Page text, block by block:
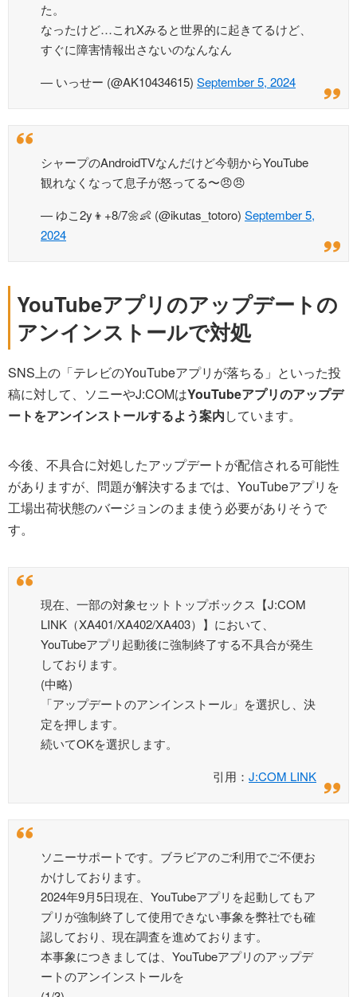
た。
なったけど…これXみると世界的に起きてるけど、
すぐに障害情報出さないのなんなん
— いっせー (@AK10434615) September 5, 2024
シャープのAndroidTVなんだけど今朝からYouTube
観れなくなって息子が怒ってる〜😠😠
— ゆこ2y👦+8/7🌼👶 (@ikutas_totoro) September 5,
2024
YouTubeアプリのアップデートの
アンインストールで対処
SNS上の「テレビのYouTubeアプリが落ちる」といった投
稿に対して、ソニーやJ:COMはYouTubeアプリのアップデ
ートをアンインストールするよう案内しています。
今後、不具合に対処したアップデートが配信される可能性
がありますが、問題が解決するまでは、YouTubeアプリを
工場出荷状態のバージョンのまま使う必要がありそうで
す。
現在、一部の対象セットトップボックス【J:COM
LINK（XA401/XA402/XA403）】において、
YouTubeアプリ起動後に強制終了する不具合が発生
しております。
(中略)
「アップデートのアンインストール」を選択し、決
定を押します。
続いてOKを選択します。
引用： J:COM LINK
ソニーサポートです。ブラビアのご利用でご不便お
かけしております。
2024年9月5日現在、YouTubeアプリを起動してもア
プリが強制終了して使用できない事象を弊社でも確
認しており、現在調査を進めております。
本事象につきましては、YouTubeアプリのアップデ
ートのアンインストールを